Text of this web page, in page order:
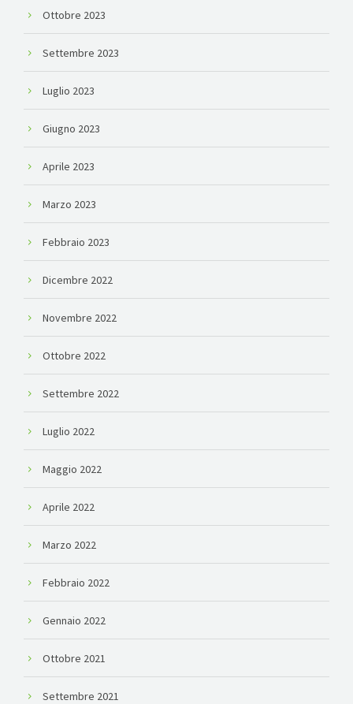
Ottobre 2023
Settembre 2023
Luglio 2023
Giugno 2023
Aprile 2023
Marzo 2023
Febbraio 2023
Dicembre 2022
Novembre 2022
Ottobre 2022
Settembre 2022
Luglio 2022
Maggio 2022
Aprile 2022
Marzo 2022
Febbraio 2022
Gennaio 2022
Ottobre 2021
Settembre 2021